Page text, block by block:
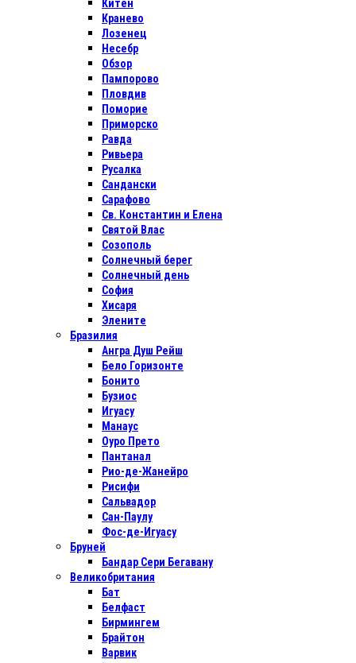
Китен
Кранево
Лозенец
Несебр
Обзор
Пампорово
Пловдив
Поморие
Приморско
Равда
Ривьера
Русалка
Сандански
Сарафово
Св. Константин и Елена
Святой Влас
Созополь
Солнечный берег
Солнечный день
София
Хисаря
Элените
Бразилия
Ангра Душ Рейш
Бело Горизонте
Бонито
Бузиос
Игуасу
Манаус
Оуро Прето
Пантанал
Рио-де-Жанейро
Рисифи
Сальвадор
Сан-Паулу
Фос-де-Игуасу
Бруней
Бандар Сери Бегавану
Великобритания
Бат
Белфаст
Бирмингем
Брайтон
Варвик